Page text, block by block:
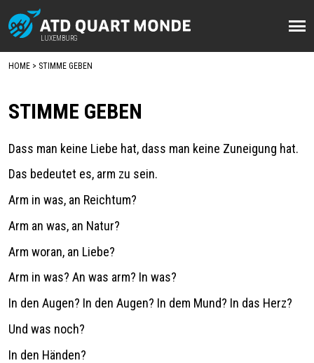
LUXEMBURG
Direkt
zum
Inhalt
LUXEMBURG
HOME STIMME GEBEN
STIMME GEBEN
Dass man keine Liebe hat, dass man keine Zuneigung hat.
Das bedeutet es, arm zu sein.
Arm in was, an Reichtum?
Arm an was, an Natur?
Arm woran, an Liebe?
Arm in was? An was arm? In was?
In den Augen? In den Augen? In dem Mund? In das Herz?
Und was noch?
In den Händen?